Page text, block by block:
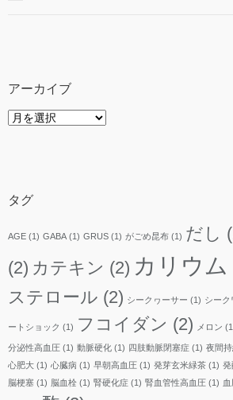
アーカイブ
ア
タグ
AGE (1) GABA (1) GRUS (1) がごめ昆布 (1) だし
(2) カテキン (2) カリウム
ステロール (2) シークヮーサー (1) シーク
ートショック (1) フコイダン (2) メロン
分泌性高血圧 (1) 動脈硬化 (1) 四肢動脈閉塞症 (1) 夜間
心肥大 (1) 心臓病 (1) 早朝高血圧 (1) 発芽玄米緑茶 (1) 発
脳梗塞 (1) 脳血栓 (1) 腎硬化症 (1) 腎血管性高血圧 (1)